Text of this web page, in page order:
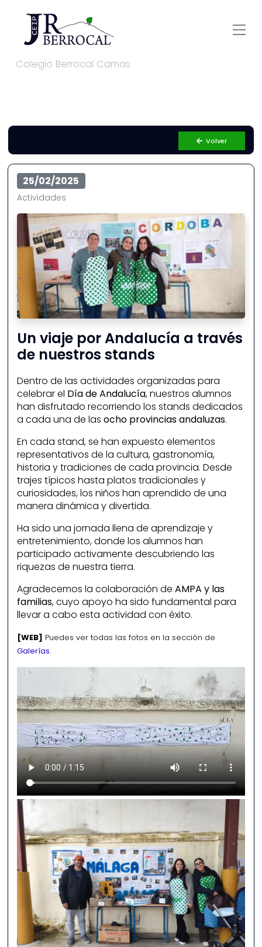
Colegio Berrocal Camas
Volver
25/02/2025
Actividades
Un viaje por Andalucía a través
de nuestros stands
Dentro de las actividades organizadas para
celebrar el Día de Andalucía, nuestros alumnos
han disfrutado recorriendo los stands dedicados
a cada una de las ocho provincias andaluzas.
En cada stand, se han expuesto elementos
representativos de la cultura, gastronomía,
historia y tradiciones de cada provincia. Desde
trajes típicos hasta platos tradicionales y
curiosidades, los niños han aprendido de una
manera dinámica y divertida.
Ha sido una jornada llena de aprendizaje y
entretenimiento, donde los alumnos han
participado activamente descubriendo las
riquezas de nuestra tierra.
Agradecemos la colaboración de AMPA y las
familias, cuyo apoyo ha sido fundamental para
llevar a cabo esta actividad con éxito.
[WEB] Puedes ver todas las fotos en la sección de
Galerías.